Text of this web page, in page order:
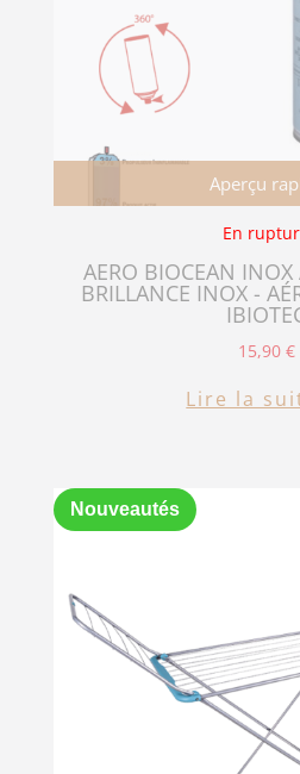
Aperçu
En
AERO BIOCEAN INOX
BRILLANCE INOX -
15,90 €
Lire la
Nouveautés